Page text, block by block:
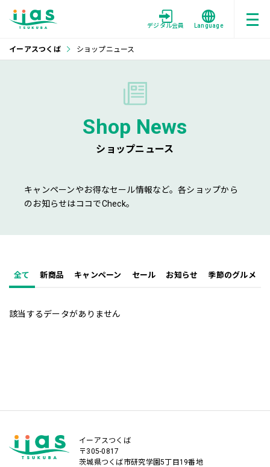
デジタル会員 Language
イーアスつくば ショップニュース
Shop News
ショップニュース
キャンペーンやお得なセール情報など。各ショップから
のお知らせはココでCheck。
全て 新商品 キャンペーン セール お知らせ 季節のグルメ
該当するデータがありません
イーアスつくば
〒305-0817
茨城県つくば市研究学園5丁目19番地